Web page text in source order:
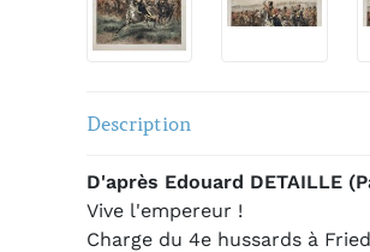
Description
D'après Edouard DETAILLE
Vive l'empereur !
Charge du 4e hussards à